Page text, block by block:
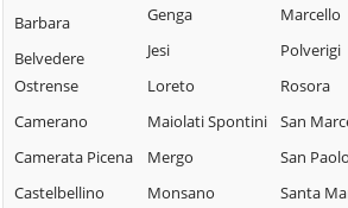
Barbara
Belvedere
Ostrense
Camerano
Camerata Picena
Castelbellino
Genga
Jesi
Loreto
Maiolati Spontini
Mergo
Monsano
Marcello
Polverigi
Rosora
San
San
Santa